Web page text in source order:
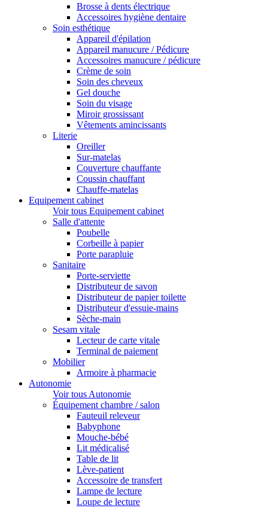
Brosse à dents électrique
Accessoires hygiène dentaire
Soin esthétique
Appareil d'épilation
Appareil manucure / Pédicure
Accessoires manucure / pédicure
Crème de soin
Soin des cheveux
Gel douche
Soin du visage
Miroir grossissant
Vêtements amincissants
Literie
Oreiller
Sur-matelas
Couverture chauffante
Coussin chauffant
Chauffe-matelas
Equipement cabinet
Voir tous Equipement cabinet
Salle d'attente
Poubelle
Corbeille à papier
Porte parapluie
Sanitaire
Porte-serviette
Distributeur de savon
Distributeur de papier toilette
Distributeur d'essuie-mains
Sèche-main
Sesam vitale
Lecteur de carte vitale
Terminal de paiement
Mobilier
Armoire à pharmacie
Autonomie
Voir tous Autonomie
Équipement chambre / salon
Fauteuil releveur
Babyphone
Mouche-bébé
Lit médicalisé
Table de lit
Lève-patient
Accessoire de transfert
Lampe de lecture
Loupe de lecture